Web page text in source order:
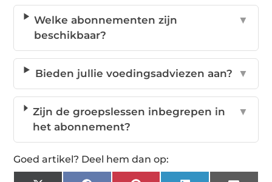
Welke abonnementen zijn
beschikbaar?
▼
Bieden jullie voedingsadviezen aan? ▼
Zijn de groepslessen inbegrepen in
het abonnement?
▼
Goed artikel? Deel hem dan op: